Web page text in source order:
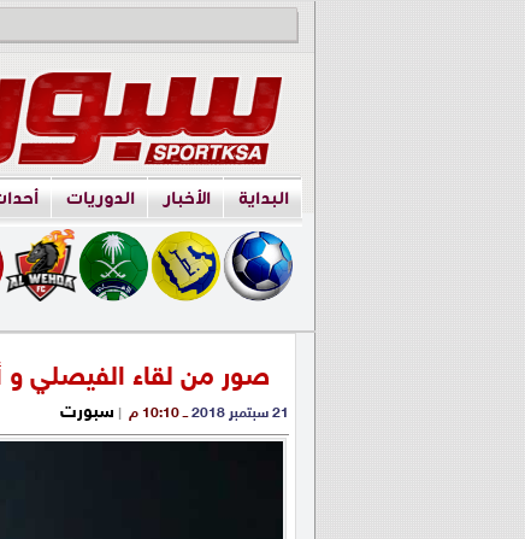
البداية الأخبار الدوريات
صور من لقاء الفيصلي و
21 سبتمبر 2018 ــ 10:10 م | سبورت